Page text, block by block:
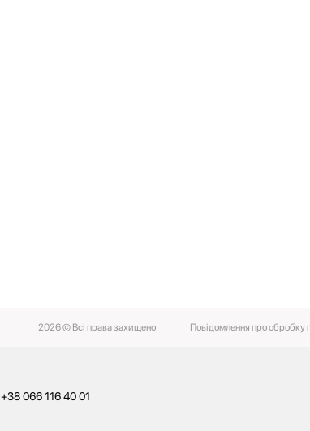
2026 © Всі права захищено Повідомлення про обробку
+38 066 116 40 01